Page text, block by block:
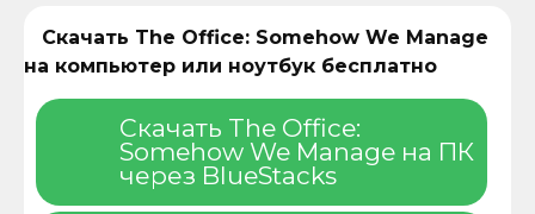
Скачать The Office: Somehow We Manage
на компьютер или ноутбук бесплатно
Скачать The Office:
Somehow We Manage на ПК
через BlueStacks